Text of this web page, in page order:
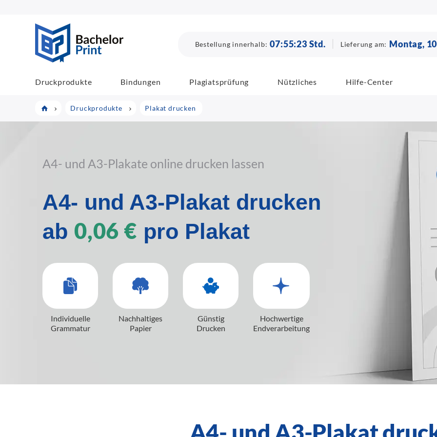
Bestellung innerhalb: 07:55:22 Std. Lieferung am: Montag,
Druckprodukte Bindungen Plagiatsprüfung Nützliches Hilfe-Center
Druckprodukte Plakat drucken
A4- und A3-Plakate online drucken lassen
A4- und A3-Plakat drucken
ab 0,06 € pro Plakat
Individuelle
Grammatur
Nachhaltiges
Papier
Günstig
Drucken
Hochwertige
Endverarbeitung